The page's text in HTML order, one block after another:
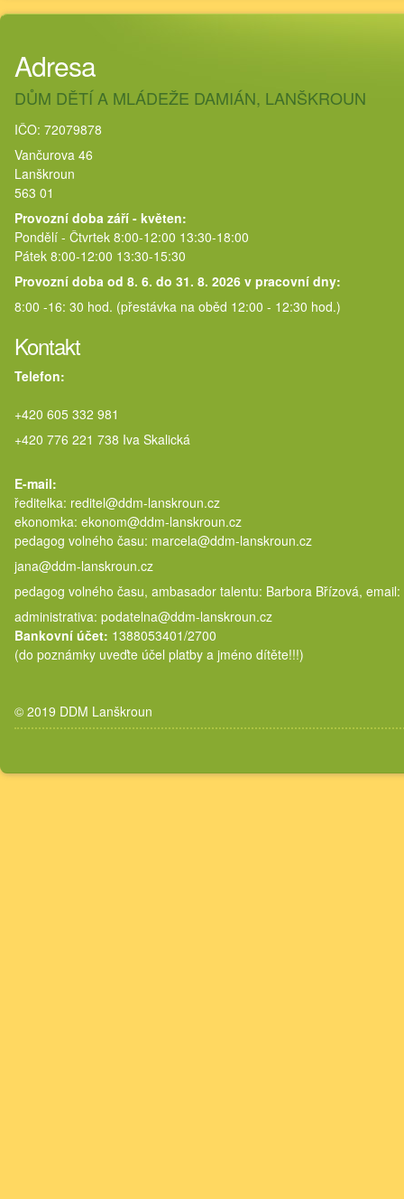
Adresa
DŮM DĚTÍ A MLÁDEŽE DAMIÁN, LANŠKROUN
IČO: 72079878
Vančurova 46
Lanškroun
563 01
Provozní doba září - květen:
Pondělí - Čtvrtek 8:00-12:00 13:30-18:00
Pátek 8:00-12:00 13:30-15:30
Provozní doba od 8. 6. do 31. 8. 2026 v pracovní dny:
8:00 -16: 30 hod. (přestávka na oběd 12:00 - 12:30 hod.)
Kontakt
Telefon:
+420 605 332 981
+420 776 221 738 Iva Skalická
E-mail:
ředitelka: reditel@ddm-lanskroun.cz
ekonomka: ekonom@ddm-lanskroun.cz
pedagog volného času:
jana@ddm-lanskroun.cz
pedagog volného času, ambasador talentu: Barbora Břízová,
administrativa: podatelna@ddm-lanskroun.cz
Bankovní účet: 1388053401/2700
(do poznámky uveďte účel platby a jméno dítěte!!!)
© 2019 DDM Lanškroun